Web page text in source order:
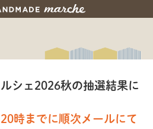
シェ2026秋の抽選結果に
時までに順次メールにて